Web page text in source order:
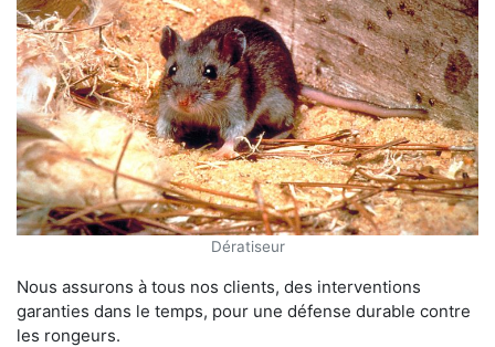
Dératiseur
Nous assurons à tous nos clients, des interventions
garanties dans le temps, pour une défense durable contre
les rongeurs.